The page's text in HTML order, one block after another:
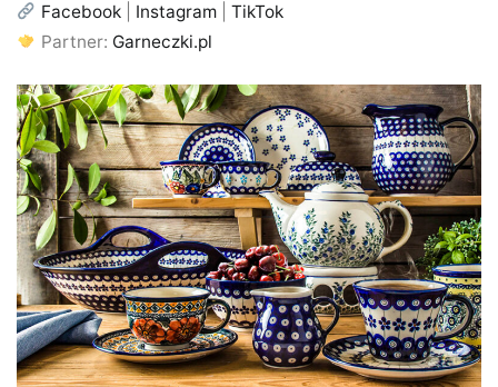
Facebook| Instagram| TikTok
Partner: Garneczki.pl